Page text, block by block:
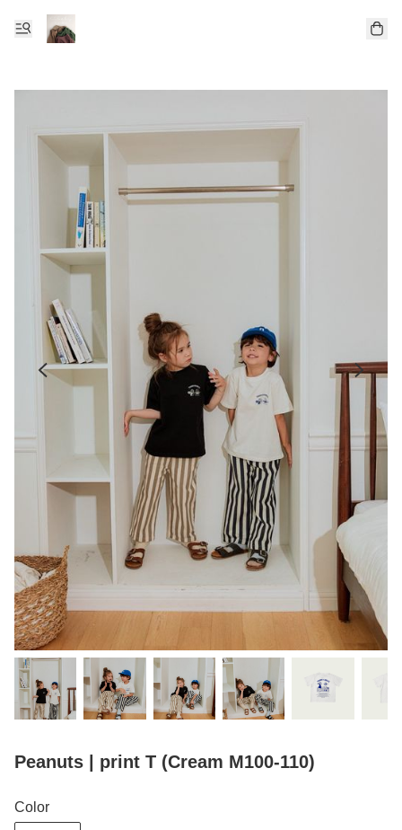
Peanuts | print T (Cream M100-110)
Color